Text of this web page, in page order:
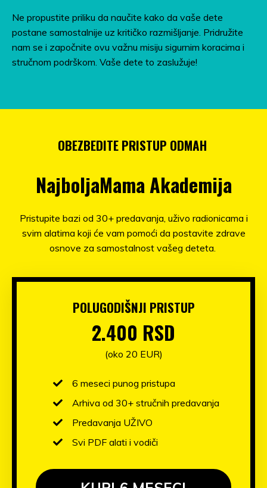
Ne propustite priliku da naučite kako da vaše dete
postane samostalnije uz kritičko razmišljanje. Pridružite
nam se i započnite ovu važnu misiju sigurnim koracima i
stručnom podrškom. Vaše dete to zaslužuje!
OBEZBEDITE PRISTUP ODMAH
NajboljaMama Akademija
Pristupite bazi od 30+ predavanja, uživo radionicama i
svim alatima koji će vam pomoći da postavite zdrave
osnove za samostalnost vašeg deteta.
POLUGODIŠNJI PRISTUP
2.400 RSD
(oko 20 EUR)
6 meseci punog pristupa
Arhiva od 30+ stručnih predavanja
Predavanja UŽIVO
Svi PDF alati i vodiči